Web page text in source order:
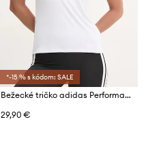
*-15 % s kódom: SALE
Bežecké tričko adidas Performance Adizero
29,90 €